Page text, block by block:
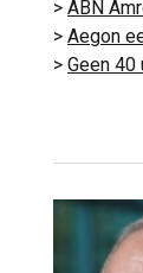
> ABN
> Aegon
> Geen